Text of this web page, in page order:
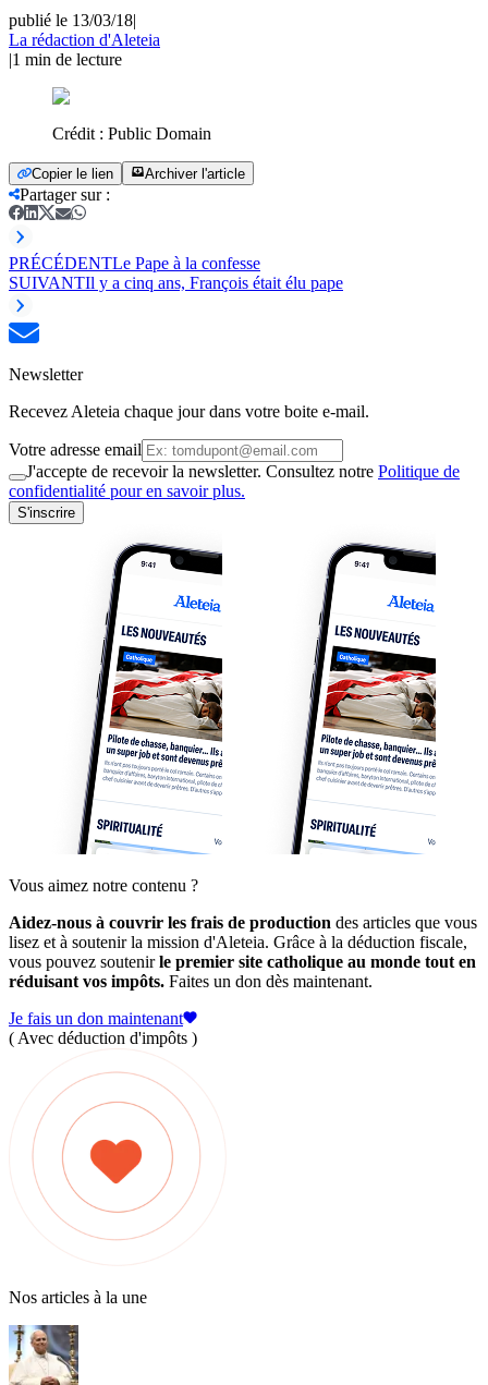
publié le 13/03/18|
La rédaction d'Aleteia
|1 min de lecture
Crédit : Public Domain
Copier le lien Archiver l'article
Partager sur:
PRÉCÉDENTLe Pape à la confesse
SUIVANTIl y a cinq ans, François était élu pape
Newsletter
Recevez Aleteia chaque jour dans votre boite e-mail.
Votre adresse email
J'accepte de recevoir la newsletter. Consultez notre Politique de
confidentialité pour en savoir plus.
S'inscrire
Vous aimez notre contenu ?
Aidez-nous à couvrir les frais de production des articles que vous
lisez et à soutenir la mission d'Aleteia. Grâce à la déduction fiscale,
vous pouvez soutenirle premier site catholique au monde tout en
réduisant vos impôts. Faites un don dès maintenant.
Je fais un don maintenant
( Avec déduction d'impôts )
Nos articles à la une